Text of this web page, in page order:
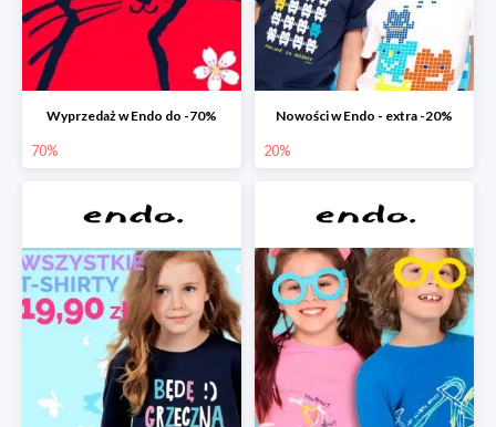
Wyprzedaż w Endo do -70%
70%
Nowości w Endo - extra -20%
20%